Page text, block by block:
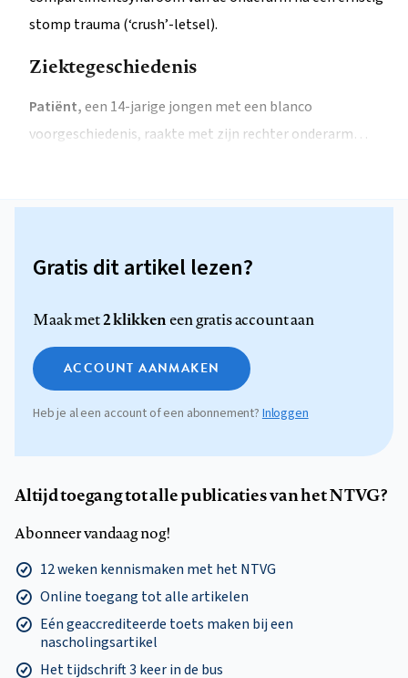
stomp trauma (‘crush’-letsel).
Ziektegeschiedenis
Patiënt,een 14-jarige jongen met een blanco
voorgeschiedenis, raakte met zijn rechter onderarm…
Gratis dit artikel lezen?
Maak met2 klikkeneen gratis account aan
ACCOUNT AANMAKEN
Heb je al een account of een abonnement? Inloggen
Altijd toegang tot alle publicaties van het NTVG?
Abonneer vandaag nog!
12 weken kennismaken met het NTVG
Online toegang tot alle artikelen
Eén geaccrediteerde toets maken bij een
nascholingsartikel
Het tijdschrift 3 keer in de bus